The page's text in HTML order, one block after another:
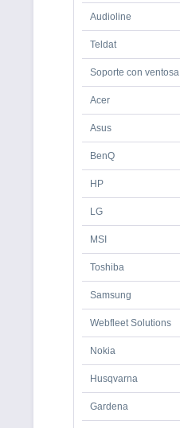
Audioline
Teldat
Soporte con ventosa
Acer
Asus
BenQ
HP
LG
MSI
Toshiba
Samsung
Webfleet Solutions
Nokia
Husqvarna
Gardena